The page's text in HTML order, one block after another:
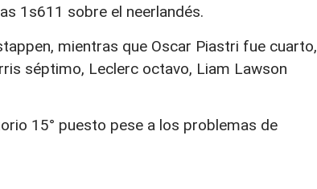
1s611 sobre el neerlandés.
mientras que Oscar Piastri fue cuarto,
séptimo, Leclerc octavo, Liam Lawson
15° puesto pese a los problemas de